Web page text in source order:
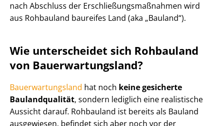
nach Abschluss der Er­schlie­ßungs­maß­nah­men wird
aus Rohbauland baureifes Land (aka „Bauland“).
Wie unterscheidet sich Rohbauland
von Bau­erwar­tungs­land?
Bau­erwar­tungs­land hat noch keine gesicherte
Baulandqualität, sondern lediglich eine realistische
Aussicht darauf. Rohbauland ist bereits als Bauland
ausgewiesen, befindet sich aber noch vor der